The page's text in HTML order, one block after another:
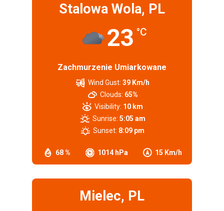
Stalowa Wola, PL
23 °C
Zachmurzenie Umiarkowane
68 % 1014 hPa 15 Km/h
Wind Gust: 39 Km/h
Clouds: 65%
Visibility: 10 km
Sunrise: 5:05 am
Sunset: 8:09 pm
Mielec, PL